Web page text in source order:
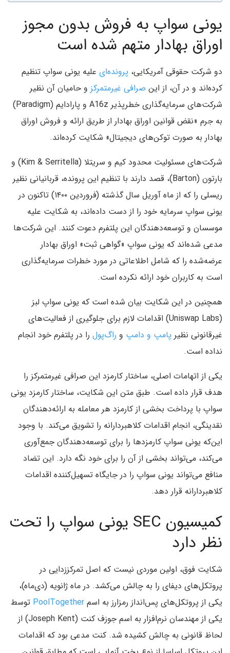
یونی سواپ به فروش بدون مجوز
اوراق بهادار متهم شده است
دو شرکت حقوقی آمریکایی، پرونده‌ای علیه یونی سواپ تنظیم
کرده‌اند و در آن، از این صرافی غیرمتمرکز و حامیان آن نظیر
شرکت‌های سرمایه‌گذاری خطرپذیر A16z و پارادایم (Paradigm)
به جرم «نقض قوانین اوراق بهادار از طریق ارائه و فروش اوراق
بهادار به صورت توکن‌های دیجیتال» شکایت کرده‌اند.
شرکت‌های مسئولیت محدود کیم و سریتلا (Kim & Serritella) و
بارتون (Barton)، قصد دارند با تنظیم این پرونده، قربانیانی نظیر
ریسلی را که از ماه آوریل سال گذشته (فروردین ۱۴۰۰) تاکنون در
یونی سواپ سرمایه خود را از دست داده‌اند، به شکایت علیه
موسسان و توسعه‌دهندگان این پلتفرم دعوت کنند. این شرکت‌ها
مدعی شده‌اند که یونی سواپ «گواهی ثبت» اوراق بهادار
عرضه‌شده را که شامل اطلاعاتی در مورد خطرات سرمایه‌گذاری
است به کاربران خود ارائه نکرده است.
همچنین در این شکایت بیان شده است که یونی سواپ لبز
(Uniswap Labs) اقدامات لازم برای جلوگیری از فعالیت‌های
غیرقانونی نظیر پامپ و دامپ و راگ‌پول را در پلتفرم خود انجام
نداده است.
یکی از اتهامات اصلی، ساختار کارمزد این صرافی غیرمتمرکز را
هدف قرار داده است. طبق متن این شکایت، ساختار کارمزد یونی
سواپ با پرداخت بخشی از کارمزد هر معامله به ارائه‌دهندگان
نقدینگی، انجام اقدامات کلاهبردارانه را تشویق می‌کند. با وجود
این‌که یونی سواپ کارمزدها را برای توسعه‌دهندگان جمع‌آوری
می‌کند، می‌تواند بخشی از آن را برای خود نگه دارد. این تضاد
منافع می‌تواند یونی سواپ را در جایگاه تسهیل‌کننده اقدامات
کلاهبردارانه قرار دهد.
کمیسیون SEC یونی سواپ را تحت
نظر دارد
شکایت فوق، اولین موردی نیست که اصل تمرکززدایی در
پروتکل‌های دیفای را به چالش می‌کشد. در ماه ژانویه (دی‌ماه)،
یکی از پروتکل‌های پس‌انداز رمزارز به اسم PoolTogether توسط
یکی از مهندسان نرم‌افزار به اسم جوزف کنت (Joseph Kent) از
لحاظ قانونی به چالش کشیده شد. کنت مدعی بود که اقدامات